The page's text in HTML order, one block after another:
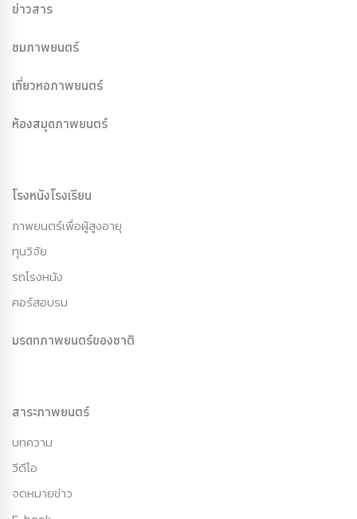
ข่าวสาร
ชมภาพยนตร์
เที่ยวหอภาพยนตร์
ห้องสมุดภาพยนตร์
โรงหนังโรงเรียน
ภาพยนตร์เพื่อผู้สูงอายุ
ทุนวิจัย
รถโรงหนัง
คอร์สอบรม
มรดกภาพยนตร์ของชาติ
สาระภาพยนตร์
บทความ
วีดีโอ
จดหมายข่าว